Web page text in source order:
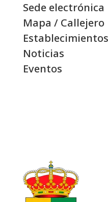
Sede electrónica
Mapa / Callejero
Establecimientos
Noticias
Eventos